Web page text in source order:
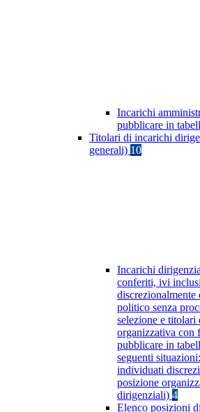
Incarichi
pubblicare in
Titolari di incarichi
generali) 10
Incarichi
conferiti, ivi
politico senza
selezione e titolari
organizzativa con
pubblicare in
seguenti
individuati
posizione
dirigenziali) 4
Elenco posizioni